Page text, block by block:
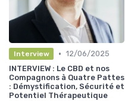
Interview • 12/06/2025
INTERVIEW : Le CBD et nos
Compagnons à Quatre Pattes
: Démystification, Sécurité et
Potentiel Thérapeutique